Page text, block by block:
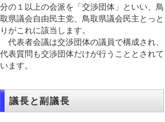
分の１以上の会派を「交渉団体」といい、鳥
取県議会自由民主党、鳥取県議会民主とっと
りがこれに該当します。
代表者会議は交渉団体の議員で構成され、
代表質問も交渉団体だけが行うこととされて
います。
議長と副議長